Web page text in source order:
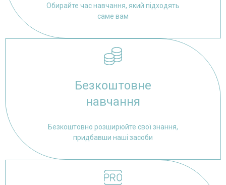
Обирайте час навчання, який підходять
саме вам
Безкоштовне
навчання
Безкоштовно розширюйте свої знання,
придбавши наші засоби